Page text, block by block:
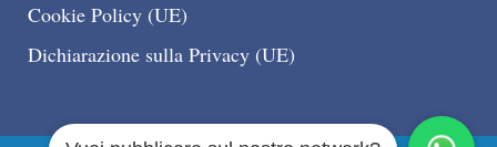
Cookie Policy (UE)
Dichiarazione sulla Privacy (UE)